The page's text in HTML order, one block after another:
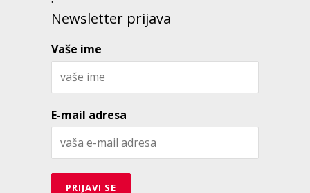
Newsletter prijava
Vaše ime
E-mail adresa